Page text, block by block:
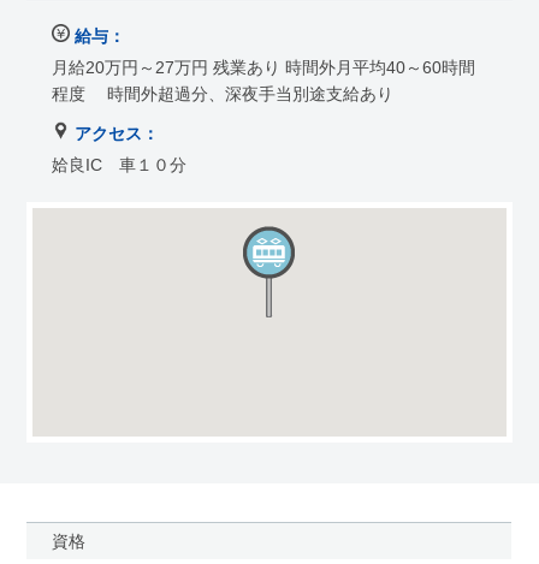
給与：
月給20万円～27万円 残業あり 時間外月平均40～60時間
程度 時間外超過分、深夜手当別途支給あり
アクセス：
姶良IC 車１０分
資格